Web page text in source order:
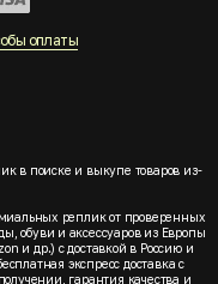
оплаты
в поиске и выкупе товаров из-
реплик от проверенных
обуви и аксессуаров из Европы
и др.) с доставкой в Россию и
экспресс доставка с
гарантия качества и